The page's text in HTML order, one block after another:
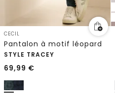
CECIL
Pantalon à motif léopard
STYLE TRACEY
69,99 €